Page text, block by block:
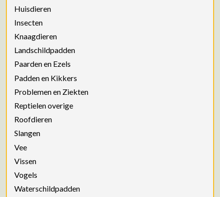
Huisdieren
Insecten
Knaagdieren
Landschildpadden
Paarden en Ezels
Padden en Kikkers
Problemen en Ziekten
Reptielen overige
Roofdieren
Slangen
Vee
Vissen
Vogels
Waterschildpadden